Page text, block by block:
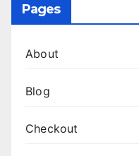
Pages
About
Blog
Checkout